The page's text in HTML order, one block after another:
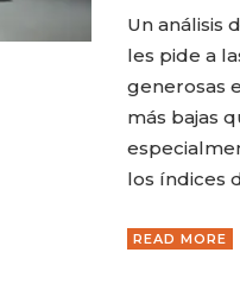
Un análisis
les pide a
generosas
más bajas
los índices
READ MORE